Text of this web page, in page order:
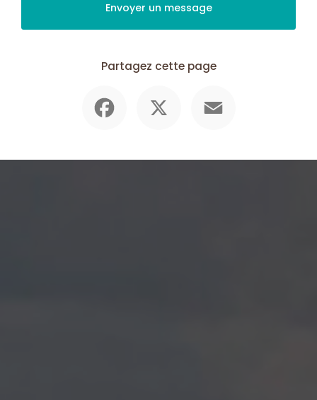
Envoyer un message
Partagez cette page